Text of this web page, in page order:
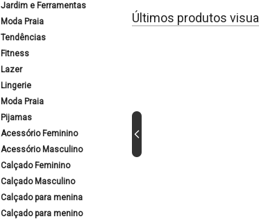
Jardim e Ferramentas
Moda Praia
Tendências
Fitness
Lazer
Lingerie
Moda Praia
Pijamas
Acessório Feminino
Acessório Masculino
Calçado Feminino
Calçado Masculino
Calçado para menina
Calçado para menino
Últimos produtos